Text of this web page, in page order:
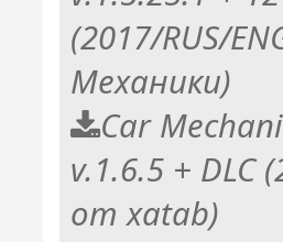
(2017/RUS/
Механики)
Car
v.1.6.5 + DLC
от xatab)